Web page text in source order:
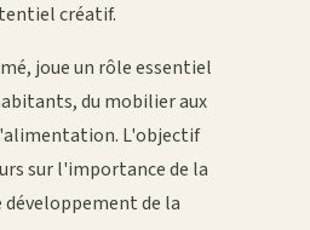
créatif.
joue un rôle essentiel
du mobilier aux
L'objectif
sur l'importance de la
de la